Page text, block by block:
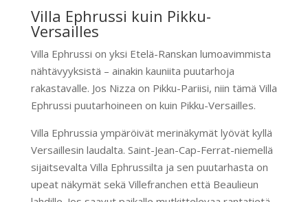
Villa Ephrussi kuin Pikku-
Versailles
Villa Ephrussi on yksi Etelä-Ranskan lumoavimmista
nähtävyyksistä – ainakin kauniita puutarhoja
rakastavalle. Jos Nizza on Pikku-Pariisi, niin tämä Villa
Ephrussi puutarhoineen on kuin Pikku-Versailles.
Villa Ephrussia ympäröivät merinäkymät lyövät kyllä
Versaillesin laudalta. Saint-Jean-Cap-Ferrat-niemellä
sijaitsevalta Villa Ephrussilta ja sen puutarhasta on
upeat näkymät sekä Villefranchen että Beaulieun